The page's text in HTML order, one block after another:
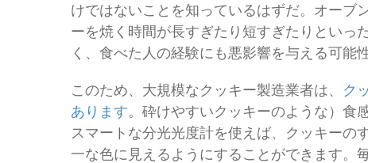
けではないことを知っているはずだ。オーブ
ーを焼く時間が長すぎたり短すぎたりといっ
く、食べた人の経験にも悪影響を与える可能
このため、大規模なクッキー製造業者は、 ク
あります。砕けやすいクッキーのような）食
スマートな分光光度計を使えば、クッキーの
一な色に見えるようにすることができます。